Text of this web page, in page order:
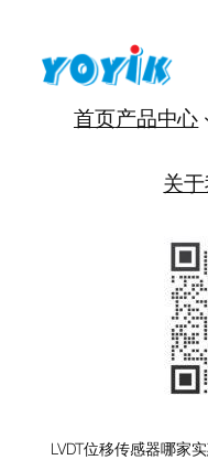
首页产品中心
关
LVDT位移传感器哪家